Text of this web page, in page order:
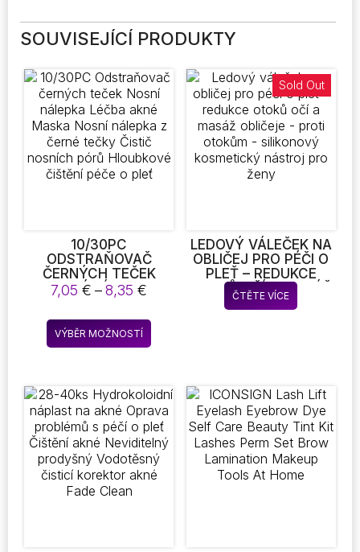
SOUVISEJÍCÍ PRODUKTY
10/30PC
ODSTRAŇOVAČ
ČERNÝCH TEČEK
NOSNÍ NÁLEPKA
LÉČBA AKNÉ MASKA
NOSNÍ NÁLEPKA Z
ČERNÉ TEČKY ČISTIČ
NOSNÍCH PÓRŮ
7,05€ –8,35€
7,05 €
až
VÝBĚR MOŽNOSTÍ
Tento
produkt
variant.
Možnosti
lze
vybrat
na
Sold Out
LEDOVÝ VÁLEČEK NA
OBLIČEJ PRO PÉČI O
PLEŤ – REDUKCE
OTOKŮ OČÍ A MASÁŽ
OBLIČEJE – PROTI
ČTĚTE VÍCE